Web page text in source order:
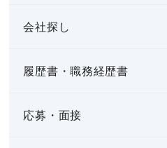
会社探し
履歴書・職務経歴書
応募・面接